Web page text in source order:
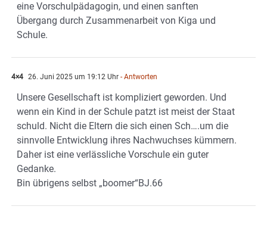
eine Vorschulpädagogin, und einen sanften
Übergang durch Zusammenarbeit von Kiga und
Schule.
4×4 26. Juni 2025 um 19:12 Uhr - Antworten
Unsere Gesellschaft ist kompliziert geworden. Und
wenn ein Kind in der Schule patzt ist meist der Staat
schuld. Nicht die Eltern die sich einen Sch….um die
sinnvolle Entwicklung ihres Nachwuchses kümmern.
Daher ist eine verlässliche Vorschule ein guter
Gedanke.
Bin übrigens selbst „boomer“BJ.66